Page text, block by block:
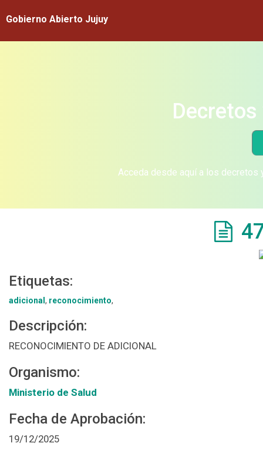
Gobierno Abierto Jujuy
Acceda desde aquí a los
Etiquetas:
adicional , reconocimiento,
Descripción:
RECONOCIMIENTO DE ADICIONAL
Organismo:
Ministerio de Salud
Fecha de Aprobación:
19/12/2025